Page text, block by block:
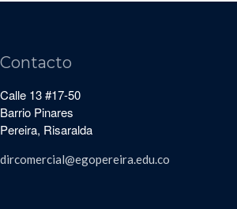
Contacto
Calle 13 #17-50
Barrio Pinares
Pereira, Risaralda
dircomercial@egopereira.edu.co